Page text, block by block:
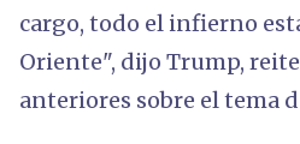
cargo, todo el infierno
Oriente", dijo Trump,
anteriores sobre el tema